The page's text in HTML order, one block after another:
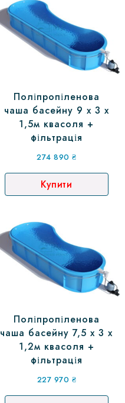
Поліпропіленова
чаша басейну 9 х 3 х
1,5м квасоля +
фільтрація
274 890₴
Купити
Поліпропіленова
чаша басейну 7,5 х 3 х
1,2м квасоля +
фільтрація
227 970 ₴